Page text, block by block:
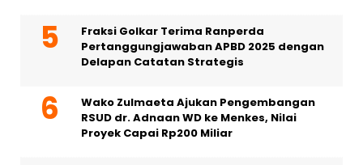
Fraksi Golkar Terima Ranperda
Pertanggungjawaban APBD 2025 dengan
Delapan Catatan Strategis
Wako Zulmaeta Ajukan Pengembangan
RSUD dr. Adnaan WD ke Menkes, Nilai
Proyek Capai Rp200 Miliar